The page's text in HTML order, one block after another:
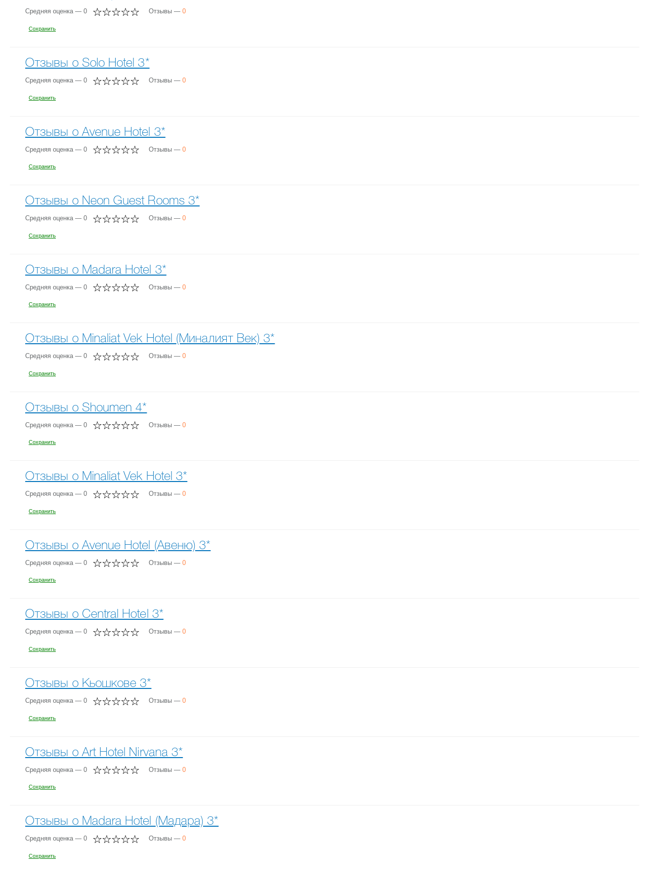
Средняя оценка — 0 Отзывы — 0
Сохранить
Отзывы о Solo Hotel 3*
Средняя оценка — 0 Отзывы — 0
Сохранить
Отзывы о Avenue Hotel 3*
Средняя оценка — 0 Отзывы — 0
Сохранить
Отзывы о Neon Guest Rooms 3*
Средняя оценка — 0 Отзывы — 0
Сохранить
Отзывы о Madara Hotel 3*
Средняя оценка — 0 Отзывы — 0
Сохранить
Отзывы о Minaliat Vek Hotel (Миналият Век) 3*
Средняя оценка — 0 Отзывы — 0
Сохранить
Отзывы о Shoumen 4*
Средняя оценка — 0 Отзывы — 0
Сохранить
Отзывы о Minaliat Vek Hotel 3*
Средняя оценка — 0 Отзывы — 0
Сохранить
Отзывы о Avenue Hotel (Авеню) 3*
Средняя оценка — 0 Отзывы — 0
Сохранить
Отзывы о Central Hotel 3*
Средняя оценка — 0 Отзывы — 0
Сохранить
Отзывы о Кьошкове 3*
Средняя оценка — 0 Отзывы — 0
Сохранить
Отзывы о Art Hotel Nirvana 3*
Средняя оценка — 0 Отзывы — 0
Сохранить
Отзывы о Madara Hotel (Мадара) 3*
Средняя оценка — 0 Отзывы — 0
Сохранить